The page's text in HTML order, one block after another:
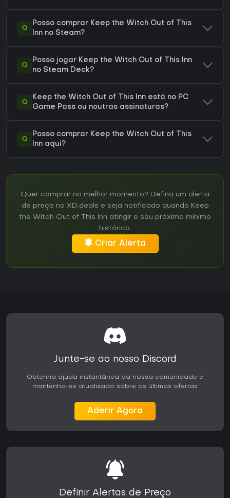
Q
Posso comprar Keep the Witch Out of This
Inn no Steam?
Q
Posso jogar Keep the Witch Out of This Inn
no Steam Deck?
Q
Keep the Witch Out of This Inn está no PC
Game Pass ou noutras assinaturas?
Q
Posso comprar Keep the Witch Out of This
Inn aqui?
Quer comprar no melhor momento? Defina um alerta
de preço no XD.deals e seja notificado quando Keep
the Witch Out of This Inn atingir o seu próximo mínimo
histórico.
Criar Alerta
Junte-se ao nosso Discord
Obtenha ajuda instantânea da nossa comunidade e
mantenha-se atualizado sobre as últimas ofertas
Aderir Agora
Definir Alertas de Preço